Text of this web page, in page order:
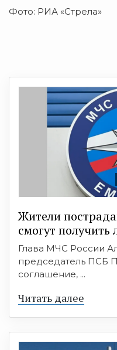
Фото: РИА «Стрела»
Жители
смогут получить
Глава МЧС России
председатель ПСБ
соглашение, ...
Читать далее